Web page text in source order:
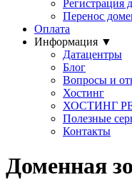
Регистрация
Перенос
Оплата
Информация ▼
Датацентры
Блог
Вопросы и
Хостинг
ХОСТИНГ
Полезные
Контакты
Доменная